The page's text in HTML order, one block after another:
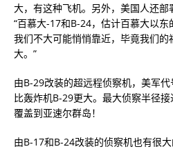
大，有这种飞机。另外，美国人还部
“百慕大-17和B-24，估计百慕大以东
我们不大可能悄悄靠近，毕竟我们
大。”
由B-29改装的超远程侦察机，美军
比轰炸机B-29更大。最大侦察半径
覆盖到亚速尔群岛！
由B-17和B-24改装的侦察机也有很